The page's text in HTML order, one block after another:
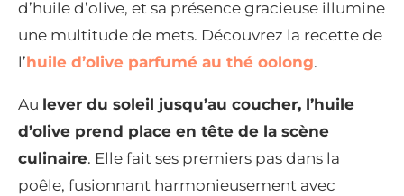
d’huile d’olive, et sa présence gracieuse illumine
une multitude de mets. Découvrez la recette de
l’huile d’olive parfumé au thé oolong.
Au lever du soleil jusqu’au coucher, l’huile
d’olive prend place en tête de la scène
culinaire. Elle fait ses premiers pas dans la
poêle, fusionnant harmonieusement avec